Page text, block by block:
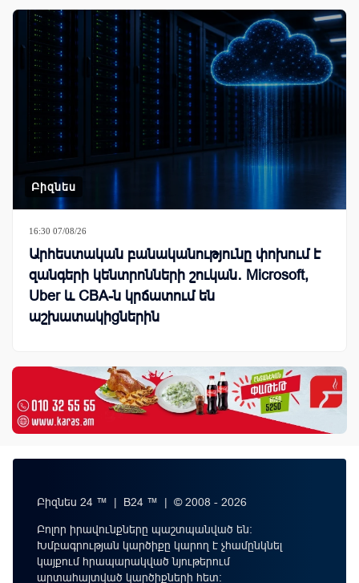
Բիզնես
16:30 07/08/26
Արհեստական բանականությունը փոխում է
զանգերի կենտրոնների շուկան․ Microsoft,
Uber և CBA-ն կրճատում են
աշխատակիցներին
Բիզնես 24 ™ | B24 ™ | © 2008 - 2026
Բոլոր իրավունքները պաշտպանված են:
Խմբագրության կարծիքը կարող է չհամընկնել
կայքում հրապարակված նյութերում
արտահայտված կարծիքների հետ: